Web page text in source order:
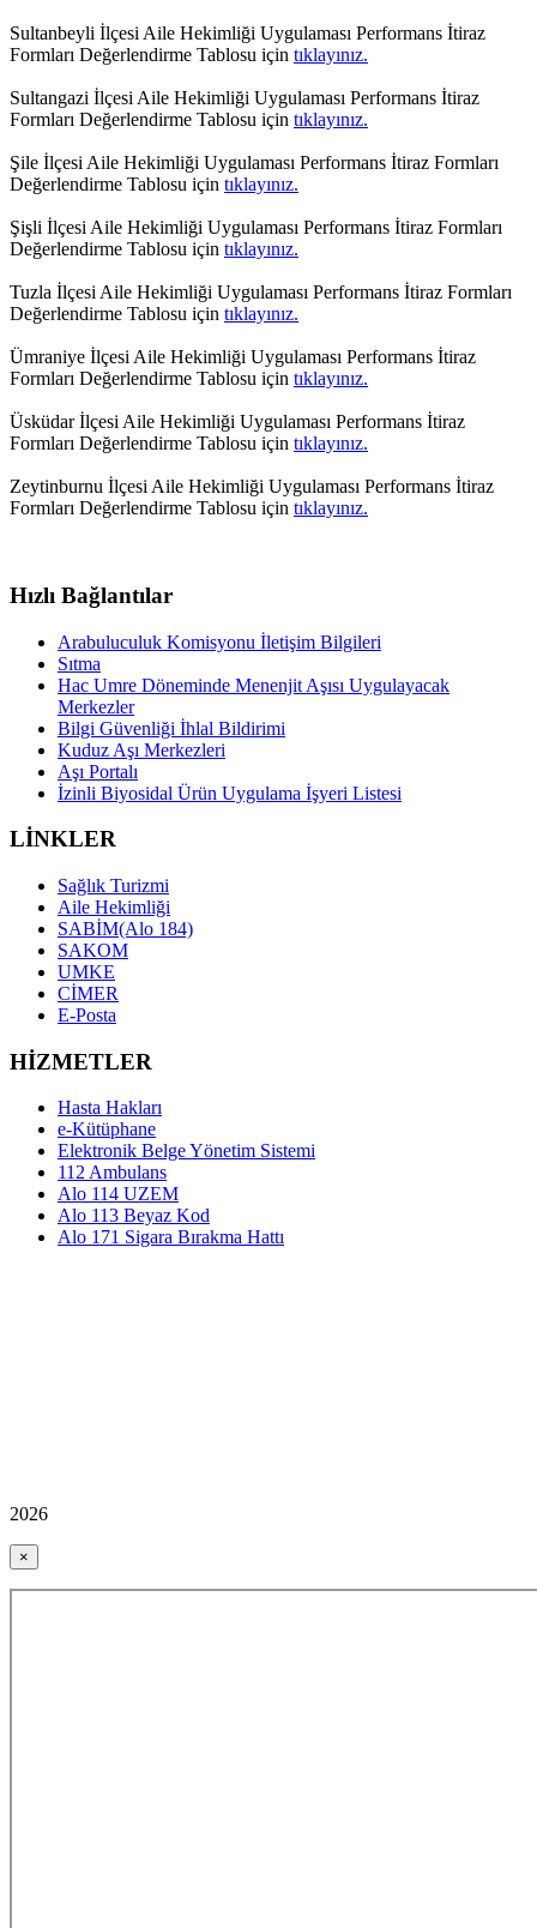
Sultanbeyli İlçesi Aile Hekimliği Uygulaması Performans İtiraz
Formları Değerlendirme Tablosu için tıklayınız.
Sultangazi İlçesi Aile Hekimliği Uygulaması Performans İtiraz
Formları Değerlendirme Tablosu için tıklayınız.
Şile İlçesi Aile Hekimliği Uygulaması Performans İtiraz Formları
Değerlendirme Tablosu için tıklayınız.
Şişli İlçesi Aile Hekimliği Uygulaması Performans İtiraz Formları
Değerlendirme Tablosu için tıklayınız.
Tuzla İlçesi Aile Hekimliği Uygulaması Performans İtiraz Formları
Değerlendirme Tablosu için tıklayınız.
Ümraniye İlçesi Aile Hekimliği Uygulaması Performans İtiraz
Formları Değerlendirme Tablosu için tıklayınız.
Üsküdar İlçesi Aile Hekimliği Uygulaması Performans İtiraz
Formları Değerlendirme Tablosu için tıklayınız.
Zeytinburnu İlçesi Aile Hekimliği Uygulaması Performans İtiraz
Formları Değerlendirme Tablosu için tıklayınız.
Hızlı Bağlantılar
Arabuluculuk Komisyonu İletişim Bilgileri
Sıtma
Hac Umre Döneminde Menenjit Aşısı Uygulayacak
Merkezler
Bilgi Güvenliği İhlal Bildirimi
Kuduz Aşı Merkezleri
Aşı Portalı
İzinli Biyosidal Ürün Uygulama İşyeri Listesi
LİNKLER
Sağlık Turizmi
Aile Hekimliği
SABİM(Alo 184)
SAKOM
UMKE
CİMER
E-Posta
HİZMETLER
Hasta Hakları
e-Kütüphane
Elektronik Belge Yönetim Sistemi
112 Ambulans
Alo 114 UZEM
Alo 113 Beyaz Kod
Alo 171 Sigara Bırakma Hattı
2026
×